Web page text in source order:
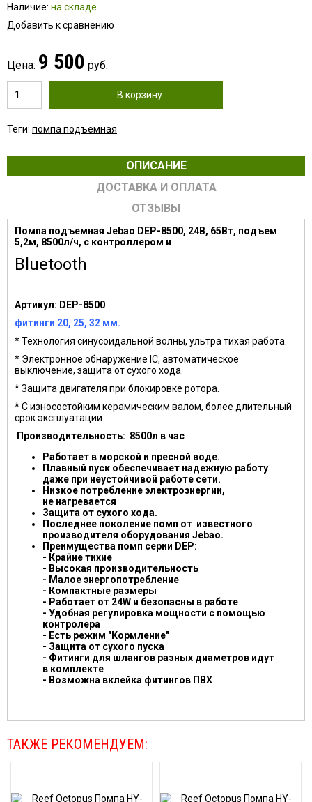
Наличие: на складе
Добавить к сравнению
Цена: 9 500 руб.
В корзину
Теги: помпа подъемная
ОПИСАНИЕ
ДОСТАВКА И ОПЛАТА
ОТЗЫВЫ
Помпа подъемная Jebao DEP-8500, 24В, 65Вт, подъем
5,2м, 8500л/ч, с контроллером и
Bluetooth
Артикул: DEP-8500
фитинги 20, 25, 32 мм.
* Технология синусоидальной волны, ультра тихая работа.
* Электронное обнаружение IC, автоматическое
выключение, защита от сухого хода.
* Защита двигателя при блокировке ротора.
* С износостойким керамическим валом, более длительный
срок эксплуатации.
Производительность: 8500л в час
Работает в морской и пресной воде.
Плавный пуск обеспечивает надежную работу
даже при неустойчивой работе сети.
Низкое потребление электроэнергии,
не нагревается
Защита от сухого хода.
Последнее поколение помп от известного
производителя оборудования Jebao.
Преимущества помп серии DEP:
- Крайне тихие
- Высокая производительность
- Малое энергопотребление
- Компактные размеры
- Работает от 24W и безопасны в работе
- Удобная регулировка мощности с помощью
контролера
- Есть режим "Кормление"
- Защита от сухого пуска
- Фитинги для шлангов разных диаметров идут
в комплекте
- Возможна вклейка фитингов ПВХ
ТАКЖЕ РЕКОМЕНДУЕМ: